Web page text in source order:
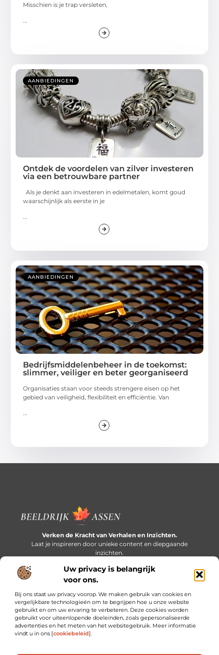
Uw privacy is belangrijk
voor ons.
Bij ons staat uw privacy voorop. We maken gebruik van cookies en
vergelijkbare technologieën om te begrijpen hoe u onze website
gebruikt en om uw ervaring te verbeteren. Deze cookies worden
gebruikt voor uiteenlopende doeleinden, zoals gepersonaliseerde
advertenties en het meten van het websitegebruik. Meer informatie
vindt u in ons [cookiebeleid].
Misschien is je trap versleten,
...
AANBIEDINGEN
Ontdek de voordelen van zilver investeren
via een betrouwbare partner
Als je denkt aan investeren in edelmetalen, komt goud
waarschijnlijk als eerste in je
...
AANBIEDINGEN
Bedrijfsmiddelenbeheer in de toekomst:
slimmer, veiliger en beter georganiseerd
Organisaties staan voor steeds strengere eisen op het
gebied van veiligheid, flexibiliteit en efficiëntie. Van
...
Verken de Kracht van Verhalen en Inzichten.
Laat je inspireren door unieke content en diepgaande
inzichten.
Bericht categorie
Onze informatie